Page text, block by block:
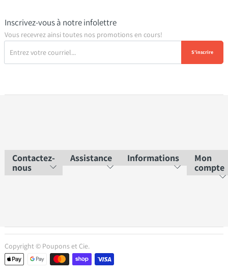
Inscrivez-vous à notre infolettre
Vous recevrez ainsi toutes nos promotions en cours!
S'inscrire
Contactez-
nous
Assistance Informations
Mon
compte
Copyright © Poupons et Cie.
Moyens de paiement